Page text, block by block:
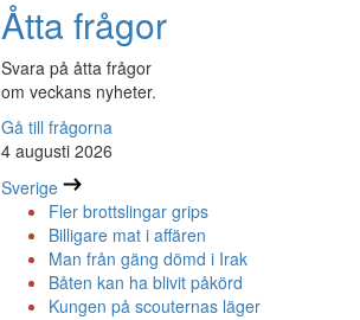
Åtta frågor
Svara på åtta frågor
om veckans nyheter.
Gå till frågorna
4 augusti 2026
Sverige
Fler brottslingar grips
Billigare mat i affären
Man från gäng dömd i Irak
Båten kan ha blivit påkörd
Kungen på scouternas läger